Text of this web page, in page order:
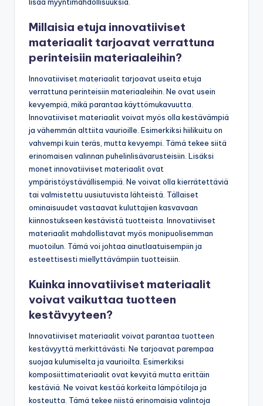
Millaisia etuja innovatiiviset
materiaalit tarjoavat verrattuna
perinteisiin materiaaleihin?
Innovatiiviset materiaalit tarjoavat useita etuja
verrattuna perinteisiin materiaaleihin. Ne ovat usein
kevyempiä, mikä parantaa käyttömukavuutta.
Innovatiiviset materiaalit voivat myös olla kestävämpiä
ja vähemmän alttiita vaurioille. Esimerkiksi hiilikuitu on
vahvempi kuin teräs, mutta kevyempi. Tämä tekee siitä
erinomaisen valinnan puhelinlisävarusteisiin. Lisäksi
monet innovatiiviset materiaalit ovat
ympäristöystävällisempiä. Ne voivat olla kierrätettäviä
tai valmistettu uusiutuvista lähteistä. Tällaiset
ominaisuudet vastaavat kuluttajien kasvavaan
kiinnostukseen kestävistä tuotteista. Innovatiiviset
materiaalit mahdollistavat myös monipuolisemman
muotoilun. Tämä voi johtaa ainutlaatuisempiin ja
esteettisesti miellyttävämpiin tuotteisiin.
Kuinka innovatiiviset materiaalit
voivat vaikuttaa tuotteen
kestävyyteen?
Innovatiiviset materiaalit voivat parantaa tuotteen
kestävyyttä merkittävästi. Ne tarjoavat parempaa
suojaa kulumiselta ja vaurioilta. Esimerkiksi
komposiittimateriaalit ovat kevyitä mutta erittäin
kestäviä. Ne voivat kestää korkeita lämpötiloja ja
kosteutta. Tämä tekee niistä erinomaisia valintoja